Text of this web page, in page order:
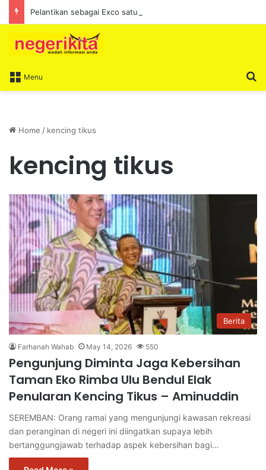
Menu
Home / kencing tikus
kencing tikus
Berita
Farhanah Wahab May 14, 2026 550
Pengunjung Diminta Jaga Kebersihan
Taman Eko Rimba Ulu Bendul Elak
Penularan Kencing Tikus – Aminuddin
SEREMBAN: Orang ramai yang mengunjungi kawasan rekreasi
dan peranginan di negeri ini diingatkan supaya lebih
bertanggungjawab terhadap aspek kebersihan bagi…